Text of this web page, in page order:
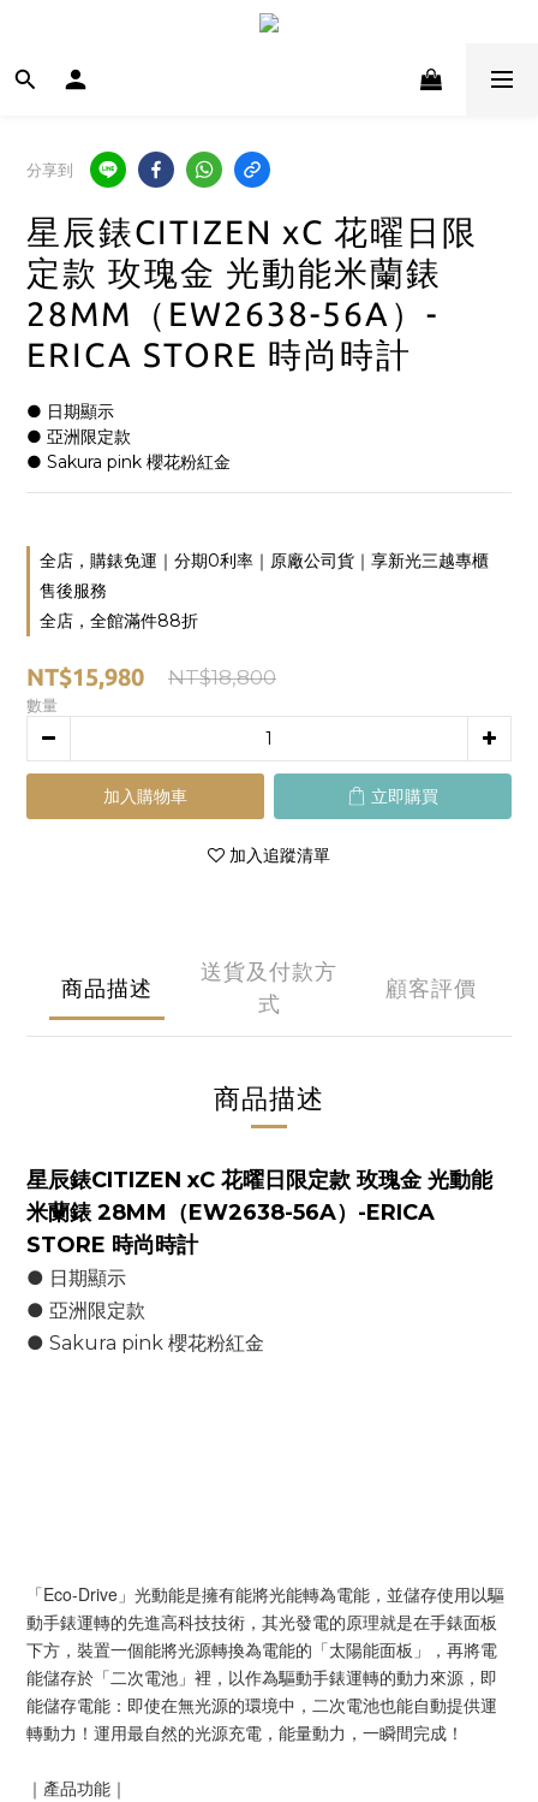
分享到
星辰錶CITIZEN xC 花曜日限
定款 玫瑰金 光動能米蘭錶
28MM（EW2638-56A）-
ERICA STORE 時尚時計
● 日期顯示
● 亞洲限定款
● Sakura pink 櫻花粉紅金
全店，購錶免運｜分期0利率｜原廠公司貨｜享新光三越專櫃
售後服務
全店，全館滿件88折
NT$15,980 NT$18,800
數量
加入購物車 立即購買
加入追蹤清單
商品描述
送貨及付款方
式
顧客評價
商品描述
星辰錶CITIZEN xC 花曜日限定款 玫瑰金 光動能
米蘭錶 28MM（EW2638-56A）-ERICA
STORE 時尚時計
● 日期顯示
● 亞洲限定款
● Sakura pink 櫻花粉紅金
「Eco-Drive」光動能是擁有能將光能轉為電能，並儲存使用以驅
動手錶運轉的先進高科技技術，其光發電的原理就是在手錶面板
下方，裝置一個能將光源轉換為電能的「太陽能面板」，再將電
能儲存於「二次電池」裡，以作為驅動手錶運轉的動力來源，即
能儲存電能：即使在無光源的環境中，二次電池也能自動提供運
轉動力！運用最自然的光源充電，能量動力，一瞬間完成！
｜產品功能｜